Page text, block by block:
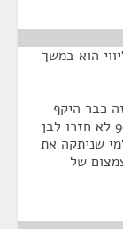
הוא במשך
כ-400 נשים, וזה כבר היקף
יותר משמעותית, ולפי נתוני משרד הרווחה 98% לא חזרו לבן
שניתקה את
של